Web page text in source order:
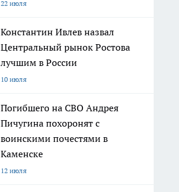
22 июля
Константин Ивлев назвал
Центральный рынок Ростова
лучшим в России
10 июля
Погибшего на СВО Андрея
Пичугина похоронят с
воинскими почестями в
Каменске
12 июля